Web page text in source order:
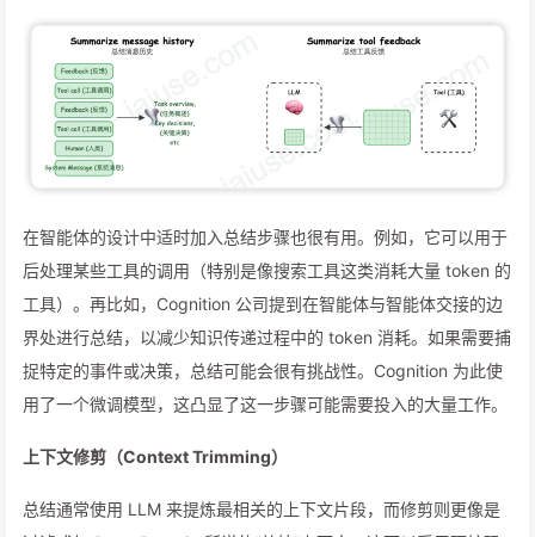
在智能体的设计中适时加入总结步骤也很有用。例如，它可以用于
后处理某些工具的调用（特别是像搜索工具这类消耗大量 token 的
工具）。再比如，Cognition 公司提到在智能体与智能体交接的边
界处进行总结，以减少知识传递过程中的 token 消耗。如果需要捕
捉特定的事件或决策，总结可能会很有挑战性。Cognition 为此使
用了一个微调模型，这凸显了这一步骤可能需要投入的大量工作。
上下文修剪（Context Trimming）
总结通常使用 LLM 来提炼最相关的上下文片段，而修剪则更像是